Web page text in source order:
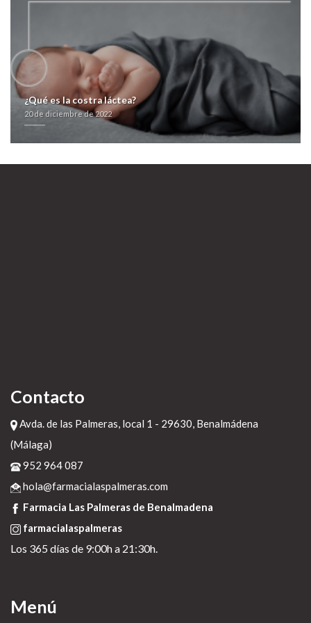
https://farmacialaspalmeras.com/laspalmerasmed-zoloft-altisben-aremis-
aserin-besitran-farmacia-andorra/
>ir al sitio web>
https://farmacialaspalmeras.com/laspalmerasmed-comprar-zyloprim-zyloric-
natural-barcelona/
>
https://farmacialaspalmeras.com/laspalmerasmed-bimatoprost-careprost-
lumigan-latisse-mexico/
>farmacialaspalmeras.com> Leer más información Mirar aquí
Generico
20 de diciembre de 2022
¿Qué es la costra láctea?
20 de diciembre de 2022
Contacto
Avda. de las Palmeras, local 1 - 29630, Benalmádena
(Málaga)
952 964 087
hola@farmacialaspalmeras.com
Farmacia Las Palmeras de Benalmadena
farmacialaspalmeras
Los 365 días de 9:00h a 21:30h.
Menú